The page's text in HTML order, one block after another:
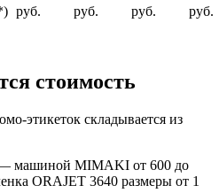
руб. руб. руб. руб.
стоимость
этикеток складывается из
— машиной MIMAKI от 600 до
ORAJET 3640 размеры от 1